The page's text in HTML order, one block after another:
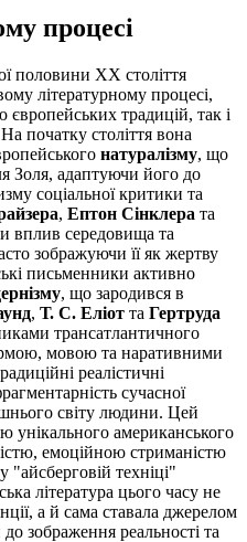
процесі
половини XX століття
літературному процесі,
європейських традицій, так і
початку століття вона
натуралізму, що
Золя, адаптуючи його до
соціальної критики та
, Ептон Сінклера та
вплив середовища та
зображуючи її як жертву
письменники активно
, що зародився в
, Т. С. Еліот та Гертруда
трансатлантичного
мовою та наративними
реалістичні
сучасної
світу людини. Цей
унікального американського
емоційною стриманістю
"айсберговій техніці"
література цього часу не
а й сама ставала джерелом
зображення реальності та